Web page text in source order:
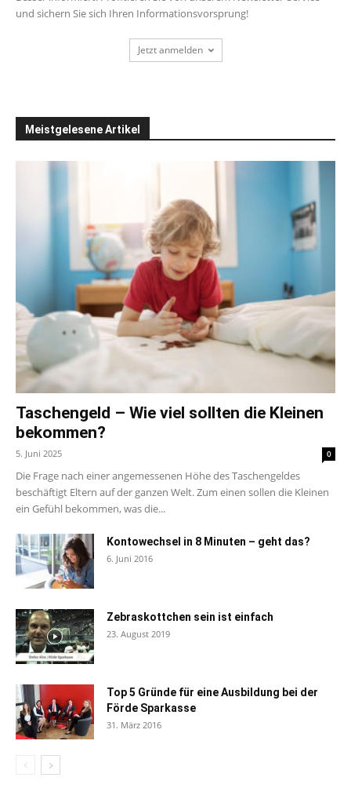
und sichern Sie sich Ihren Informationsvorsprung!
Jetzt anmelden
Meistgelesene Artikel
Taschengeld – Wie viel sollten die Kleinen
bekommen?
5. Juni 2025 0
Die Frage nach einer angemessenen Höhe des Taschengeldes
beschäftigt Eltern auf der ganzen Welt. Zum einen sollen die Kleinen
ein Gefühl bekommen, was die...
Kontowechsel in 8 Minuten – geht das?
6. Juni 2016
Zebraskottchen sein ist einfach
23. August 2019
Top 5 Gründe für eine Ausbildung bei der
Förde Sparkasse
31. März 2016